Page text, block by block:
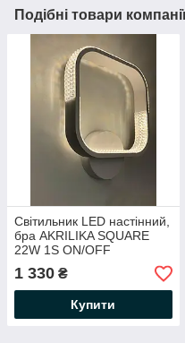
Подібні товари
Світильник LED настінний,
бра AKRILIKA SQUARE
22W 1S ON/OFF
WHITE/CLEAR Luminaria
3000-6500К 2090Lm
ON/OFF 220V IP20
300х250х70 мм
1 330 ₴
Купити